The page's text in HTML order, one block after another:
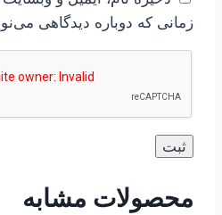
زمانی که دوباره دیدگاهی
محصولات مشابه